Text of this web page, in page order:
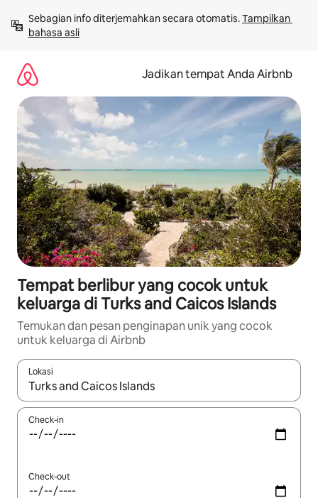
langsung
lihat
Sebagian info diterjemahkan secara otomatis. Tampilkan
bahasa asli
Jadikan tempat Anda Airbnb
Tempat berlibur yang cocok untuk
keluarga di Turks and Caicos Islands
Temukan dan pesan penginapan unik yang cocok
untuk keluarga di Airbnb
Lokasi
Jika hasil yang dicari tersedia, telusuri dengan tombol panah
Check-in
Check-out